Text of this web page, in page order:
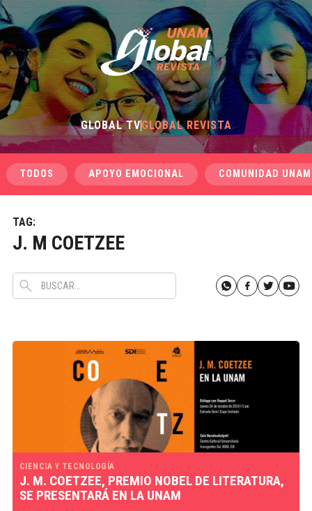
GLOBAL TVGLOBAL REVISTA
TODOS APOYO EMOCIONAL COMUNIDAD UNAM
TAG:
J. M COETZEE
CIENCIA Y TECNOLOGÍA
J. M. COETZEE, PREMIO NOBEL DE LITERATURA,
SE PRESENTARÁ EN LA UNAM